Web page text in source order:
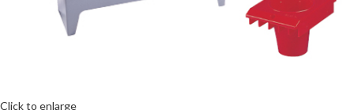
Click to enlarge